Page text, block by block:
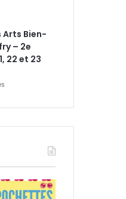
Arts Bien-
– 2e
22 et 23